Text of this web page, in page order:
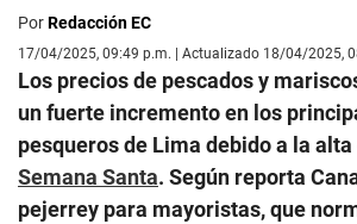
PorRedacción EC
17/04/2025, 09:49 p.m. | Actualizado 18/04/2025,
Los precios de pescados y
un fuerte incremento en los
pesqueros de Lima debido a la
Semana Santa. Según reporta
pejerrey para mayoristas, que